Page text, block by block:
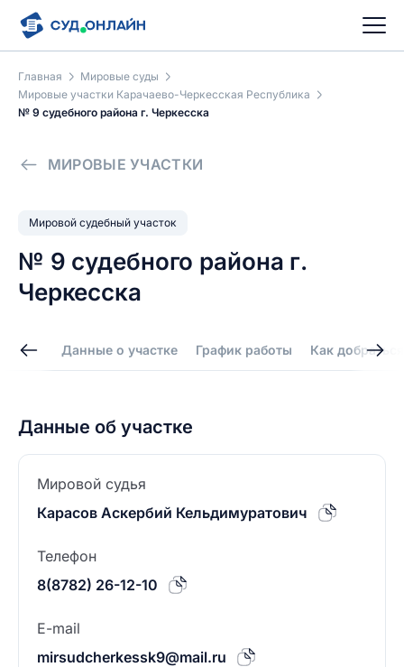
Главная
Мировые суды
Мировые участки Карачаево-Черкесская Республика
№ 9 судебного района г. Черкесска
МИРОВЫЕ УЧАСТКИ
Мировой судебный участок
№ 9 судебного района г.
Черкесска
Данные о участке График работы Как добраться
Данные об участке
Мировой судья
Карасов Аскербий Кельдимуратович
Телефон
8(8782) 26-12-10
E-mail
mirsudcherkessk9@mail.ru